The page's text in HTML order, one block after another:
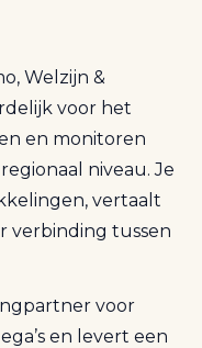
Welzijn &
voor het
en monitoren
niveau. Je
vertaalt
verbinding tussen
voor
en levert een